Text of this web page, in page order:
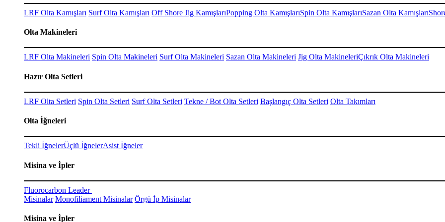
LRF Olta Kamışları Surf Olta Kamışları Off Shore Jig KamışlarıPopping Olta KamışlarıSpin Olta KamışlarıSazan Olta Kamışları
Olta Makineleri
LRF Olta Makineleri Spin Olta Makineleri Surf Olta Makineleri Sazan Olta Makineleri Jig Olta MakineleriÇıkrık Olta Makineleri
Hazır Olta Setleri
LRF Olta Setleri Spin Olta Setleri Surf Olta Setleri Tekne / Bot Olta Setleri Başlangıç Olta Setleri Olta Takımları
Olta İğneleri
Tekli İğnelerÜçlü İğnelerAsist İğneler
Misina ve İpler
Fluorocarbon Leader
Misinalar Monofiliament Misinalar Örgü İp Misinalar
Misina ve İpler